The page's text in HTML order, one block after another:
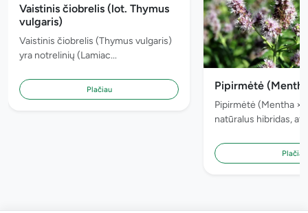
Vaistinis čiobrelis (lot. Thymus
vulgaris)
Vaistinis čiobrelis (Thymus vulgaris)
yra notrelinių (Lamiac...
Plačiau Pipirmėtė
Pipirmėtė (Mentha ×
natūralus hibridas,
Plačiau